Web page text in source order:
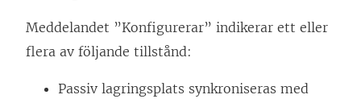
Meddelandet ”Konfigurerar” indikerar ett eller
flera av följande tillstånd:
Passiv lagringsplats synkroniseras med